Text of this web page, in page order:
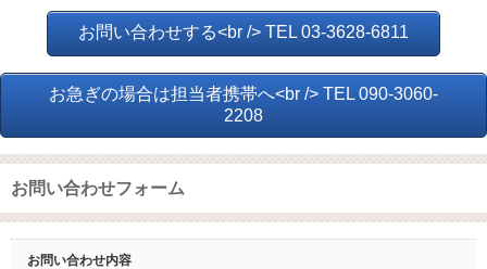
お問い合わせする<br /> TEL 03-3628-6811
お急ぎの場合は担当者携帯へ<br /> TEL 090-3060-
2208
お問い合わせフォーム
お問い合わせ内容